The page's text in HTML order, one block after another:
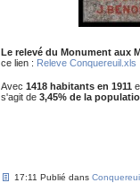
Le relevé du Monument aux
ce lien : Releve Conquereuil.xls
Avec 1418 habitants en 1911
s'agit de 3,45% de la
17:11 Publié dans